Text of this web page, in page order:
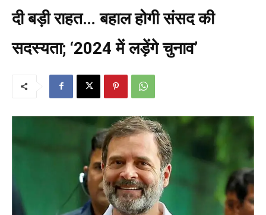
दी बड़ी राहत… बहाल होगी संसद की
सदस्यता; ‘2024 में लड़ेंगे चुनाव’